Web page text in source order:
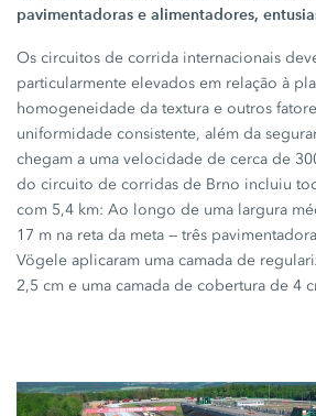
pavimentadoras e alimentadores,
Os circuitos de corrida internacionais
particularmente elevados em relação à
homogeneidade da textura e outros
uniformidade consistente, além da
chegam a uma velocidade de cerca de
do circuito de corridas de Brno incluiu
com 5,4 km: Ao longo de uma largura
17 m na reta da meta — três
Vögele aplicaram uma camada de
2,5 cm e uma camada de cobertura de4